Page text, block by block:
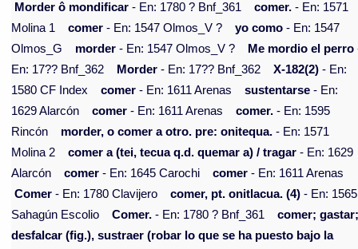
Morder ô mondificar - En: 1780 ? Bnf_361 comer. - En: 1571
Molina 1
comer - En: 1547 Olmos_V ? yo como - En: 1547
Olmos_G
morder - En: 1547 Olmos_V ? Me mordio el perro
En: 17?? Bnf_362
Morder - En: 17?? Bnf_362 X-182(2) - En:
1580 CF Index
comer - En: 1611 Arenas sustentarse - En:
1629 Alarcón
comer - En: 1611 Arenas comer. - En: 1595
Rincón
morder, o comer a otro. pre: onitequa. - En: 1571
Molina 2
comer a (tei, tecua q.d. quemar a) / tragar - En: 1629
Alarcón
comer - En: 1645 Carochi comer - En: 1611 Arenas
Comer - En: 1780 Clavijero comer, pt. onitlacua. (4) - En: 1565
Sahagún Escolio
Comer. - En: 1780 ? Bnf_361
comer;
desfalcar (fig.), sustraer (robar lo que se ha puesto bajo la